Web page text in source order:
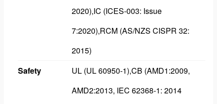
2020),IC (ICES-003: Issue
7:2020),RCM (AS/NZS CISPR 32:
2015)
Safety
UL (UL 60950-1),CB (AMD1:2009,
AMD2:2013, IEC 62368-1: 2014